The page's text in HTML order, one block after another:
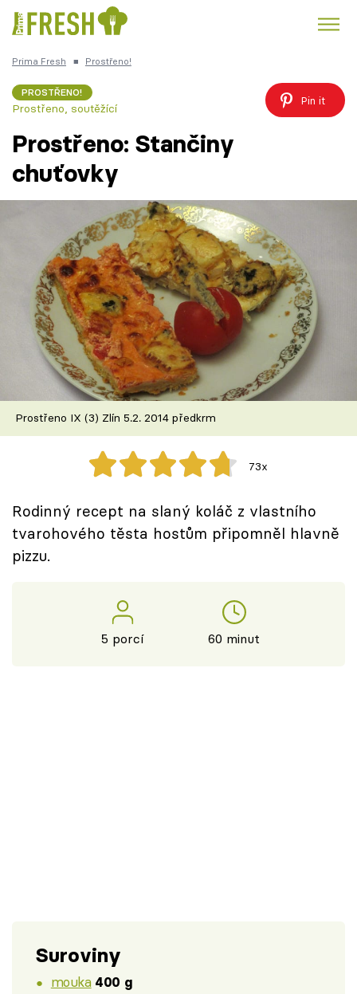
Česká kuchyně
Recepty
Články
TV Program
Škola vaření
Recepty z TV
Speciál: Cuketa
Sledujte prima+
Prima Fresh ■ Prostřeno!
PROSTŘENO!
Prostřeno, soutěžící
Pin it
Prostřeno: Stančiny
chuťovky
Prostřeno IX (3) Zlín 5.2. 2014 předkrm
73x
Rodinný recept na slaný koláč z vlastního
tvarohového těsta hostům připomněl hlavně
pizzu.
5 porcí 60 minut
Suroviny
mouka 400 g